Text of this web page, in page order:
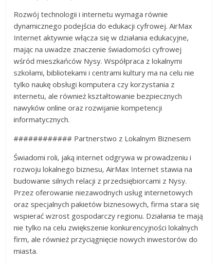
Rozwój technologii i internetu wymaga równie
dynamicznego podejścia do edukacji cyfrowej. AirMax
Internet aktywnie włącza się w działania edukacyjne,
mając na uwadze znaczenie świadomości cyfrowej
wśród mieszkańców Nysy. Współpraca z lokalnymi
szkołami, bibliotekami i centrami kultury ma na celu nie
tylko naukę obsługi komputera czy korzystania z
internetu, ale również kształtowanie bezpiecznych
nawyków online oraz rozwijanie kompetencji
informatycznych.
############ Partnerstwo z Lokalnym Biznesem
Świadomi roli, jaką internet odgrywa w prowadzeniu i
rozwoju lokalnego biznesu, AirMax Internet stawia na
budowanie silnych relacji z przedsiębiorcami z Nysy.
Przez oferowanie niezawodnych usług internetowych
oraz specjalnych pakietów biznesowych, firma stara się
wspierać wzrost gospodarczy regionu. Działania te mają
nie tylko na celu zwiększenie konkurencyjności lokalnych
firm, ale również przyciągnięcie nowych inwestorów do
miasta.